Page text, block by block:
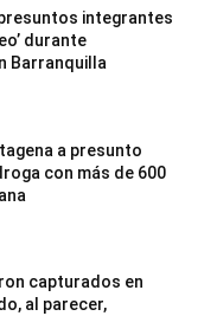
integrantes
durante
Barranquilla
a presunto
con más de 600
capturados en
al parecer,